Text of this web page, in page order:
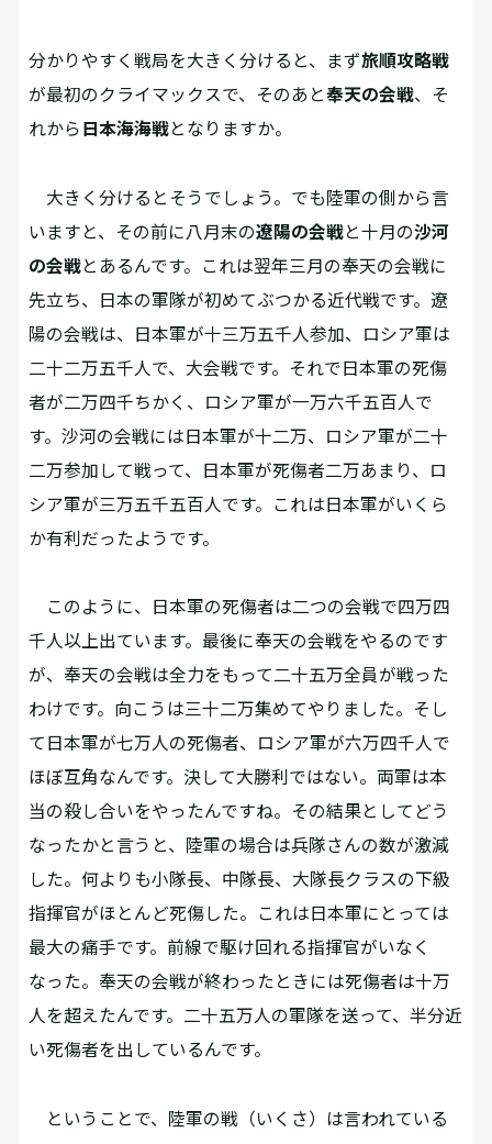
――分かりやすく戦局を大きく分けると、まず旅順攻略戦
が最初のクライマックスで、そのあと奉天の会戦、そ
れから 日本海海戦となりますか。
大きく分けるとそうでしょう。でも陸軍の側から言
いますと、その前に八月末の遼陽の会戦と十月の沙河
の会戦とあるんです。これは翌年三月の奉天の会戦に
先立ち、日本の軍隊が初めてぶつかる近代戦です。遼
陽の会戦は、日本軍が十三万五千人参加、ロシア軍は
二十二万五千人で、大会戦です。それで日本軍の死傷
者が二万四千ちかく、ロシア軍が一万六千五百人で
す。沙河の会戦には日本軍が十二万、ロシア軍が二十
二万参加して戦って、日本軍が死傷者二万あまり、ロ
シア軍が三万五千五百人です。これは日本軍がいくら
か有利だったようです。
このように、日本軍の死傷者は二つの会戦で四万四
千人以上出ています。最後に奉天の会戦をやるのです
が、奉天の会戦は全力をもって二十五万全員が戦った
わけです。向こうは三十二万集めてやりました。そし
て日本軍が七万人の死傷者、ロシア軍が六万四千人で
ほぼ互角なんです。決して大勝利ではない。両軍は本
当の殺し合いをやったんですね。その結果としてどう
なったかと言うと、陸軍の場合は兵隊さんの数が激減
した。何よりも小隊長、中隊長、大隊長クラスの下級
指揮官がほとんど死傷した。これは日本軍にとっては
最大の痛手です。前線で駆け回れる指揮官がいなく
なった。奉天の会戦が終わったときには死傷者は十万
人を超えたんです。二十五万人の軍隊を送って、半分近
い死傷者を出しているんです。
ということで、陸軍の戦（いくさ）は言われている